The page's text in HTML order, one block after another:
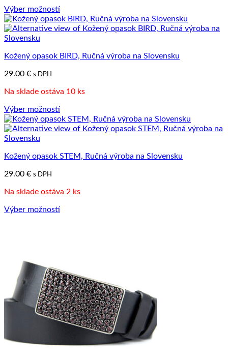
produktu.
Výber možností
Tento
produkt
má
variantov.
si
vybrať
na
stránke
produktu.
Kožený opasok BIRD, Ručná výroba na Slovensku
29.00 € s DPH
Na sklade ostáva 10 ks
Výber možností
Tento
produkt
má
variantov.
si
vybrať
na
stránke
Kožený opasok STEM, Ručná výroba na Slovensku
29.00 € s DPH
Na sklade ostáva 2 ks
Výber možností
Možnosti
môžete
vybrať